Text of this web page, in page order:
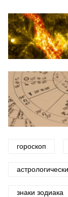
гороскоп
знаки зодиака